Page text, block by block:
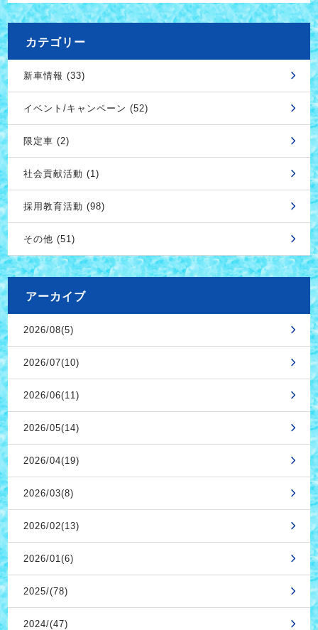
カテゴリー
新車情報 (33)
イベント/キャンペーン (52)
限定車 (2)
社会貢献活動 (1)
採用教育活動 (98)
その他 (51)
アーカイブ
2026/08(5)
2026/07(10)
2026/06(11)
2026/05(14)
2026/04(19)
2026/03(8)
2026/02(13)
2026/01(6)
2025/(78)
2024/(47)